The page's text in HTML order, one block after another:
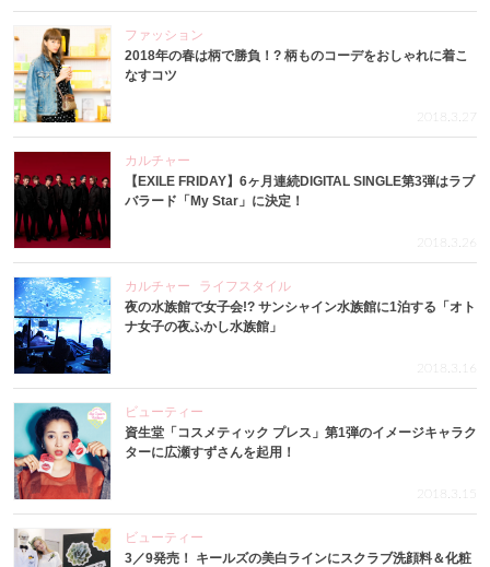
ファッション
2018年の春は柄で勝負！? 柄ものコーデをおしゃれに着こ
なすコツ
2018.3.27
カルチャー
【EXILE FRIDAY】6ヶ月連続DIGITAL SINGLE第3弾はラブ
バラード「My Star」に決定！
2018.3.26
カルチャー
ライフスタイル
夜の水族館で女子会!? サンシャイン水族館に1泊する「オト
ナ女子の夜ふかし水族館」
2018.3.16
ビューティー
資生堂「コスメティック プレス」第1弾のイメージキャラク
ターに広瀬すずさんを起用！
2018.3.15
ビューティー
3／9発売！ キールズの美白ラインにスクラブ洗顔料＆化粧